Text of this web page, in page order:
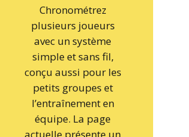
Chronométrez
plusieurs joueurs
avec un système
simple et sans fil,
conçu aussi pour les
petits groupes et
l’entraînement en
équipe. La page
actuelle présente un